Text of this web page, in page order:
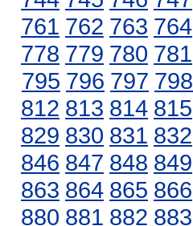
761 762 763 764
778 779 780 781
795 796 797 798
812 813 814 815
829 830 831 832
846 847 848 849
863 864 865 866
880 881 882 883